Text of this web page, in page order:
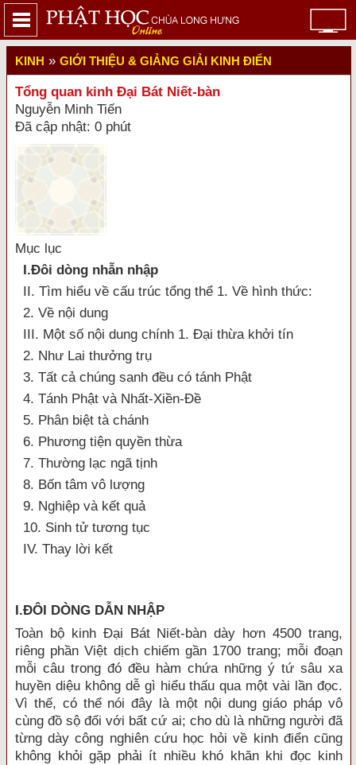
KINH » GIỚI THIỆU & GIẢNG GIẢI KINH ĐIỂN
Tổng quan kinh Đại Bát Niết-bàn
Nguyễn Minh Tiến
Đã cập nhật: 0 phút
Mục lục
I.Đôi dòng nhẫn nhập
II. Tìm hiểu về cấu trúc tổng thể 1. Về hình thức:
2. Về nội dung
III. Một số nội dung chính 1. Đại thừa khởi tín
2. Như Lai thưởng trụ
3. Tất cả chúng sanh đều có tánh Phật
4. Tánh Phật và Nhất-Xiền-Đề
5. Phân biệt tà chánh
6. Phương tiện quyền thừa
7. Thường lạc ngã tịnh
8. Bốn tâm vô lượng
9. Nghiệp và kết quả
10. Sinh tử tương tục
IV. Thay lời kết
I.ĐÔI DÒNG DẪN NHẬP
Toàn bộ kinh Đại Bát Niết-bàn dày hơn 4500 trang,
riêng phần Việt dịch chiếm gần 1700 trang; mỗi đoạn
mỗi câu trong đó đều hàm chứa những ý tứ sâu xa
huyền diệu không dễ gì hiểu thấu qua một vài lần đọc.
Vì thế, có thể nói đây là một nội dung giáo pháp vô
cùng đồ sộ đối với bất cứ ai; cho dù là những người đã
từng dày công nghiên cứu học hỏi về kinh điển cũng
không khỏi gặp phải ít nhiều khó khăn khi đọc kinh